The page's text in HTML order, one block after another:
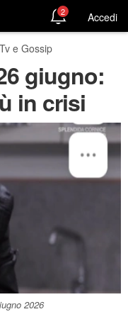
2 Accedi
Tv e Gossip
giugno:
in crisi
2026